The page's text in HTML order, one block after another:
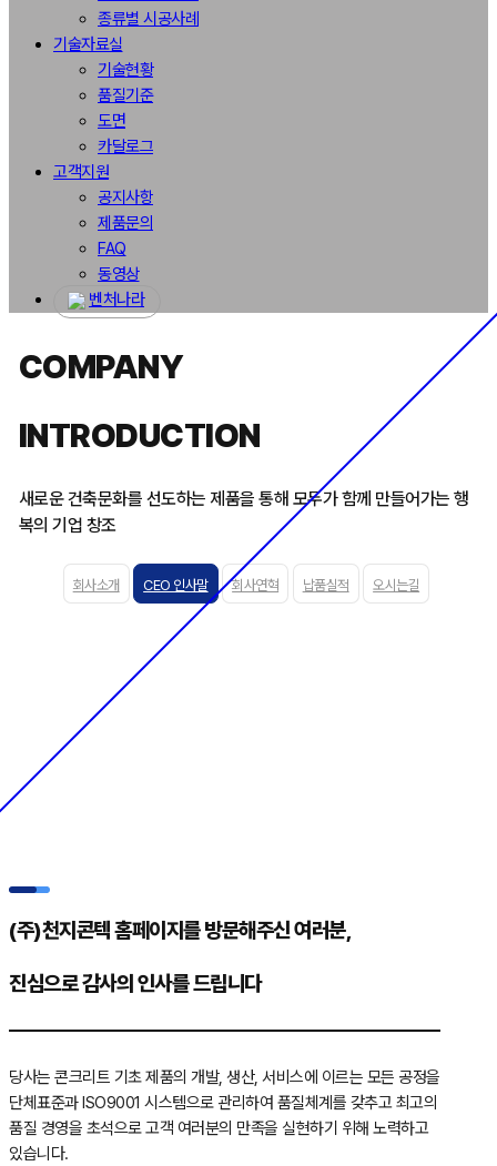
종류별 시공사례
기술자료실
기술현황
품질기준
도면
카달로그
고객지원
공지사항
제품문의
FAQ
동영상
벤처나라
COMPANY
INTRODUCTION
새로운 건축문화를 선도하는 제품을 통해 모두가 함께 만들어가는 행
복의 기업 창조
회사소개 CEO 인사말 회사연혁 납품실적 오시는길
(주)천지콘텍 홈페이지를 방문해주신 여러분,
진심으로 감사의 인사를 드립니다
당사는 콘크리트 기초 제품의 개발, 생산, 서비스에 이르는 모든 공정을
단체표준과 ISO9001 시스템으로 관리하여 품질체계를 갖추고 최고의
품질 경영을 초석으로 고객 여러분의 만족을 실현하기 위해 노력하고
있습니다.